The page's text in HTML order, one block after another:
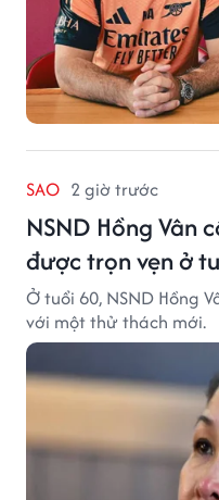
SAO 2 giờ trước
NSND Hồng Vân
được trọn vẹn ở
Ở tuổi 60, NSND Hồng
với một thử thách mới.